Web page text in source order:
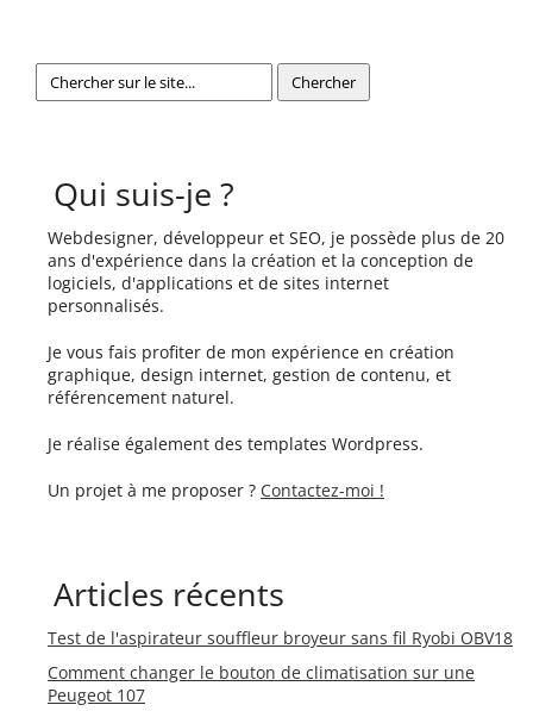
Qui suis-je ?
Webdesigner, développeur et SEO, je possède plus de 20
ans d'expérience dans la création et la conception de
logiciels, d'applications et de sites internet
personnalisés.
Je vous fais profiter de mon expérience en création
graphique, design internet, gestion de contenu, et
référencement naturel.
Je réalise également des templates Wordpress.
Un projet à me proposer ? Contactez-moi !
Articles récents
Test de l'aspirateur souffleur broyeur sans fil Ryobi OBV18
Comment changer le bouton de climatisation sur une
Peugeot 107